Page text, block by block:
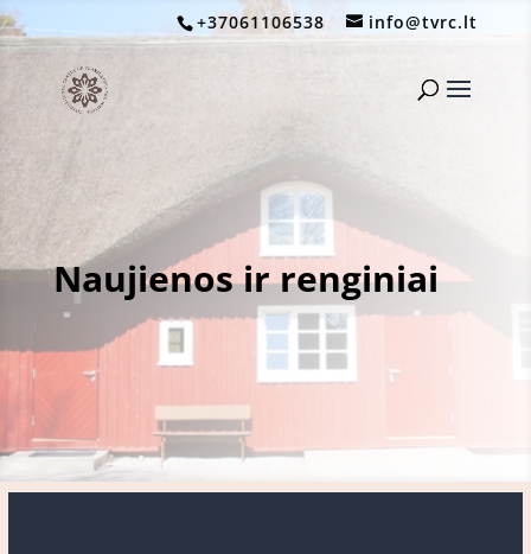
+37061106538 info@tvrc.lt
Naujienos ir renginiai